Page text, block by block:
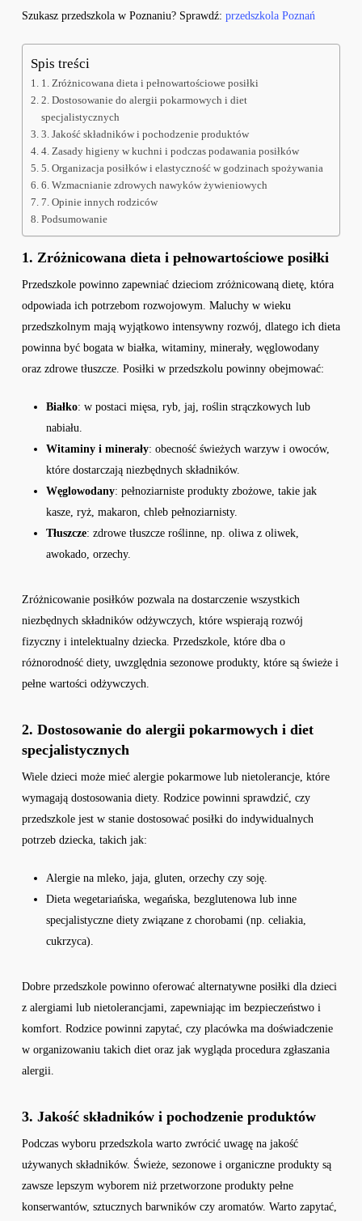
Szukasz przedszkola w Poznaniu? Sprawdź: przedszkola Poznań
Spis treści
1. Zróżnicowana dieta i pełnowartościowe posiłki
2. Dostosowanie do alergii pokarmowych i diet
specjalistycznych
3. Jakość składników i pochodzenie produktów
4. Zasady higieny w kuchni i podczas podawania posiłków
5. Organizacja posiłków i elastyczność w godzinach spożywania
6. Wzmacnianie zdrowych nawyków żywieniowych
7. Opinie innych rodziców
Podsumowanie
1. Zróżnicowana dieta i pełnowartościowe posiłki
Przedszkole powinno zapewniać dzieciom zróżnicowaną dietę, która
odpowiada ich potrzebom rozwojowym. Maluchy w wieku
przedszkolnym mają wyjątkowo intensywny rozwój, dlatego ich dieta
powinna być bogata w białka, witaminy, minerały, węglowodany
oraz zdrowe tłuszcze. Posiłki w przedszkolu powinny obejmować:
Białko: w postaci mięsa, ryb, jaj, roślin strączkowych lub
nabiału.
Witaminy i minerały: obecność świeżych warzyw i owoców,
które dostarczają niezbędnych składników.
Węglowodany: pełnoziarniste produkty zbożowe, takie jak
kasze, ryż, makaron, chleb pełnoziarnisty.
Tłuszcze: zdrowe tłuszcze roślinne, np. oliwa z oliwek,
awokado, orzechy.
Zróżnicowanie posiłków pozwala na dostarczenie wszystkich
niezbędnych składników odżywczych, które wspierają rozwój
fizyczny i intelektualny dziecka. Przedszkole, które dba o
różnorodność diety, uwzględnia sezonowe produkty, które są świeże i
pełne wartości odżywczych.
2. Dostosowanie do alergii pokarmowych i diet
specjalistycznych
Wiele dzieci może mieć alergie pokarmowe lub nietolerancje, które
wymagają dostosowania diety. Rodzice powinni sprawdzić, czy
przedszkole jest w stanie dostosować posiłki do indywidualnych
potrzeb dziecka, takich jak:
Alergie na mleko, jaja, gluten, orzechy czy soję.
Dieta wegetariańska, wegańska, bezglutenowa lub inne
specjalistyczne diety związane z chorobami (np. celiakia,
cukrzyca).
Dobre przedszkole powinno oferować alternatywne posiłki dla dzieci
z alergiami lub nietolerancjami, zapewniając im bezpieczeństwo i
komfort. Rodzice powinni zapytać, czy placówka ma doświadczenie
w organizowaniu takich diet oraz jak wygląda procedura zgłaszania
alergii.
3. Jakość składników i pochodzenie produktów
Podczas wyboru przedszkola warto zwrócić uwagę na jakość
używanych składników. Świeże, sezonowe i organiczne produkty są
zawsze lepszym wyborem niż przetworzone produkty pełne
konserwantów, sztucznych barwników czy aromatów. Warto zapytać,